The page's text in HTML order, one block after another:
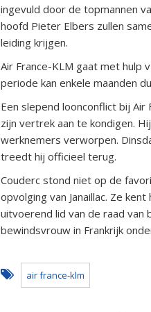
ingevuld door de topmannen
hoofd Pieter Elbers zullen
leiding krijgen.
Air France-KLM gaat met hulp
periode kan enkele maanden
Een slepend loonconflict bij
zijn vertrek aan te kondigen.
werknemers verworpen.
treedt hij officieel terug.
Couderc stond niet op de
opvolging van Janaillac. Ze
uitvoerend lid van de raad van
bewindsvrouw in Frankrijk
air france-klm